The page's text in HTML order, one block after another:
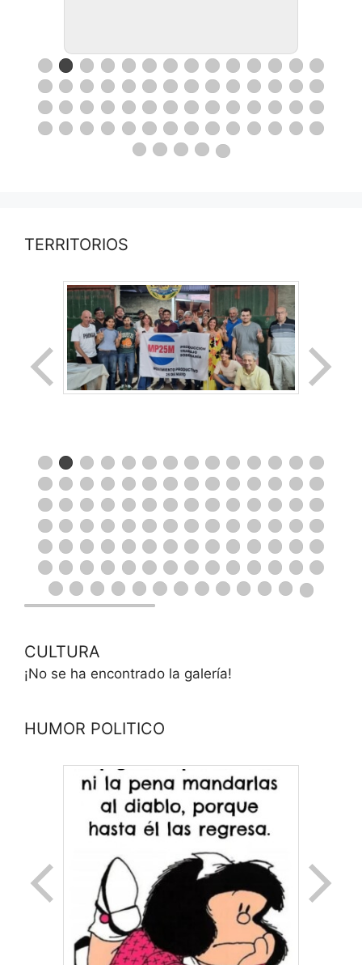
TERRITORIOS
CULTURA
¡No se ha encontrado la galería!
HUMOR POLITICO